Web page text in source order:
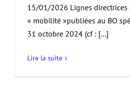
15/01/2026 Lignes directrices
« mobilité »publiées au BO
31 octobre 2024 (cf : [...]
Lire la suite